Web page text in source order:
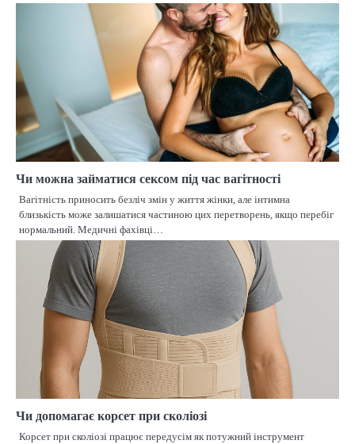
Чи можна займатися сексом під час вагітності
Вагітність приносить безліч змін у життя жінки, але інтимна
близькість може залишатися частиною цих перетворень, якщо перебіг
нормальний. Медичні фахівці…
Чи допомагає корсет при сколіозі
Корсет при сколіозі працює передусім як потужний інструмент